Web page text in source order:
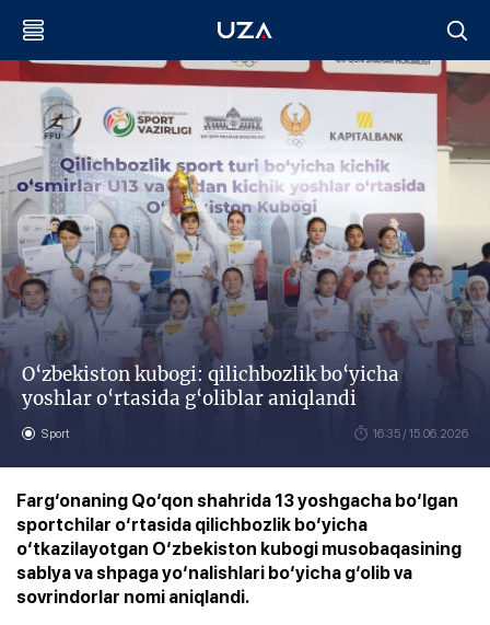
O‘zbekiston kubogi: qilichbozlik bo‘yicha
yoshlar o‘rtasida g‘oliblar aniqlandi
Sport 16:35 / 15.06.2026
Farg‘onaning Qo‘qon shahrida 13 yoshgacha bo‘lgan
sportchilar o‘rtasida qilichbozlik bo‘yicha
o‘tkazilayotgan O‘zbekiston kubogi musobaqasining
sablya va shpaga yo‘nalishlari bo‘yicha g‘olib va
sovrindorlar nomi aniqlandi.